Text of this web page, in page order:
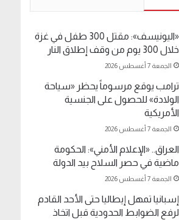
«اليونيسف»: مقتل 300 طفل في غزة
خلال 300 يوم من وقف إطلاق النار
الجمعة 7 أغسطس 2026
ترامب يوقع مرسوماً يحظر «سياحة
الولادة» للحصول على الجنسية
الأمريكية
الجمعة 7 أغسطس 2026
العراق.. «الإعلام الأمني»: الحكومة
ماضية في حصر السلاح بيد الدولة
الجمعة 7 أغسطس 2026
إسبانيا تمهل إيطاليا حتى الأحد القادم
لرفع الضوابط الحدودية قبل اتخاذ